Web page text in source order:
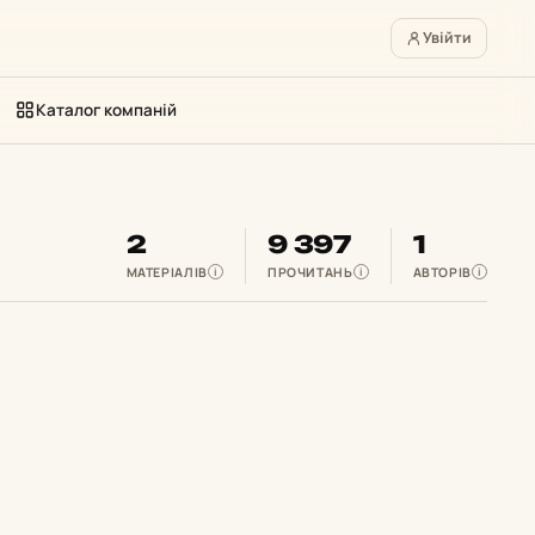
Увійти
Каталог компаній
2
МАТЕРІАЛІВ i
9 397
ПРОЧИТАНЬ i
1
АВТОРІВ i